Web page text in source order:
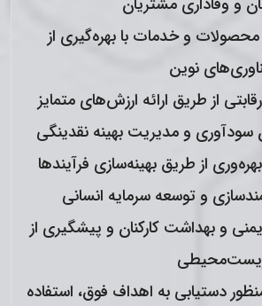
محصولات و خدمات با بهره‌گیری از
نوین
رقابتی از طریق ارائه ارزش‌های متمایز
سودآوری و مدیریت بهینه نقدینگی
از طریق بهینه‌سازی فرآیندها
و توسعه سرمایه انسانی
و بهداشت کارکنان و پیشگیری از
دستیابی به اهداف فوق، استفاده